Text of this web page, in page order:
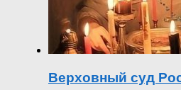
Верховный суд